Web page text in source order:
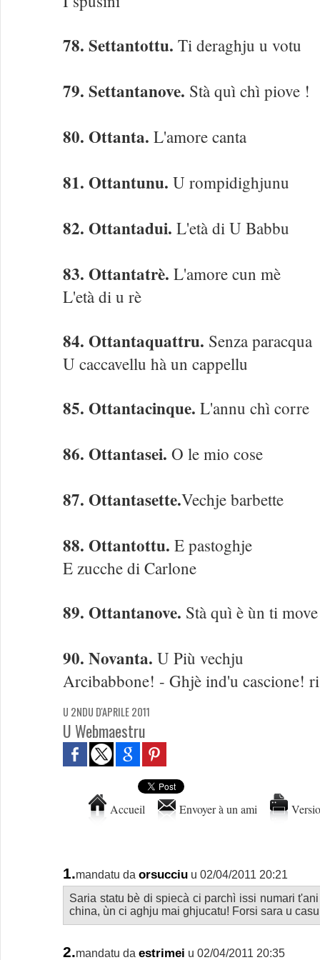
78. Settantottu. Ti deraghju u votu
79. Settantanove. Stà quì chì piove !
80. Ottanta. L'amore canta
81. Ottantunu. U rompidighjunu
82. Ottantadui. L'età di U Babbu
83. Ottantatrè. L'amore cun mè
L'età di u rè
84. Ottantaquattru. Senza paracqua
U caccavellu hà un cappellu
85. Ottantacinque. L'annu chì corre
86. Ottantasei. O le mio cose
87. Ottantasette.Vechje barbette
88. Ottantottu. E pastoghje
E zucche di Carlone
89. Ottantanove. Stà quì è ùn ti move
90. Novanta. U Più vechju
Arcibabbone! - Ghjè ind'u cascione!
U 2NDU D'APRILE 2011
U Webmaestru
Accueil Envoyer à un ami
1.mandatu da orsucciu u 02/04/2011 20:21
Saria statu bè di spiecà ci parchì issi numari
china, ùn ci aghju mai ghjucatu! Forsi sara u
2.mandatu da estrimei u 02/04/2011 20:35